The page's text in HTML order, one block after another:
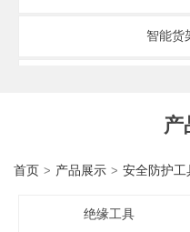
智能货
智
智能
产
首页 产品展示 安全防护工
绝缘工具